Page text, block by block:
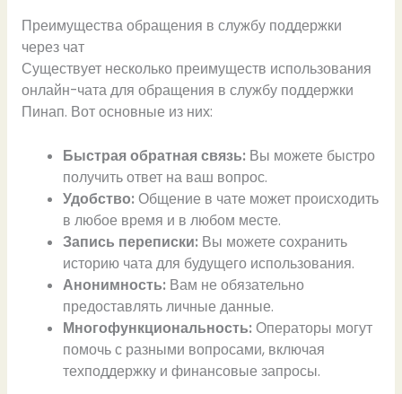
Преимущества обращения в службу поддержки
через чат
Существует несколько преимуществ использования
онлайн-чата для обращения в службу поддержки
Пинап. Вот основные из них:
Быстрая обратная связь: Вы можете быстро
получить ответ на ваш вопрос.
Удобство: Общение в чате может происходить
в любое время и в любом месте.
Запись переписки: Вы можете сохранить
историю чата для будущего использования.
Анонимность: Вам не обязательно
предоставлять личные данные.
Многофункциональность: Операторы могут
помочь с разными вопросами, включая
техподдержку и финансовые запросы.